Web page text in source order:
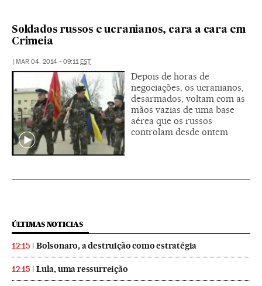
Soldados russos e ucranianos, cara a cara em
Crimeia
| MAR 04, 2014 - 09:11EST
Depois de horas de
negociações, os ucranianos,
desarmados, voltam com as
mãos vazias de uma base
aérea que os russos
controlam desde ontem
ÚLTIMAS NOTICIAS
12:15 Bolsonaro, a destruição como estratégia
12:15 Lula, uma ressurreição